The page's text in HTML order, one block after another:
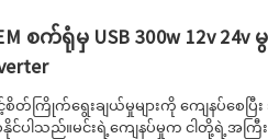
စက်ရုံမှ USB 300w 12v 24v
တ်ကြိုက်ရွေးချယ်မှုများကို ကျေနပ်စေပြီ
နိုင်ပါသည်။မင်းရဲ့ကျေနပ်မှုက ငါတို့ရဲ့အကြီးမာ